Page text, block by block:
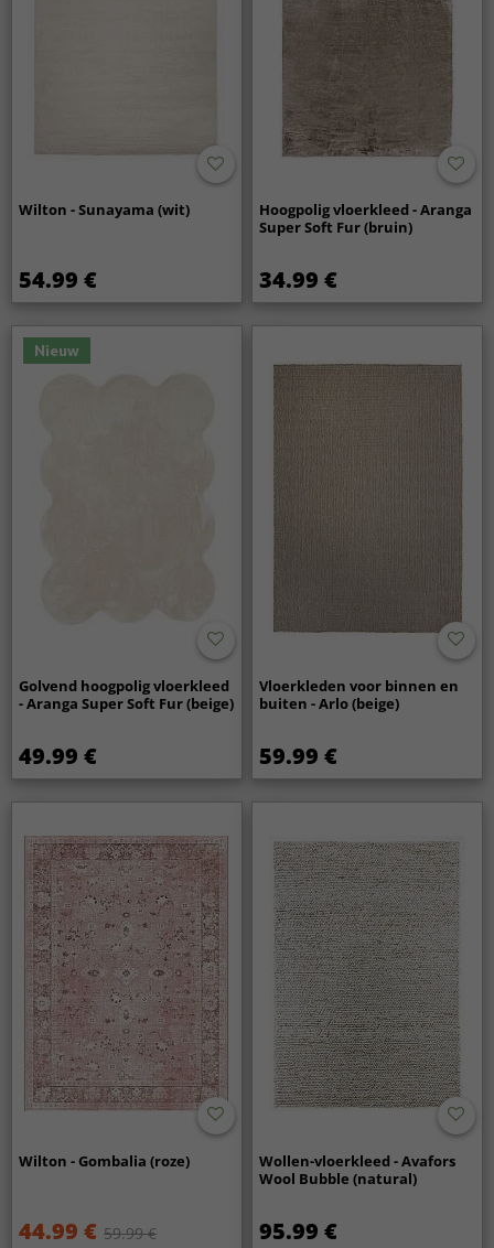
Wilton - Sunayama (wit)
54.99 €
Hoogpolig vloerkleed - Aranga
Super Soft Fur (bruin)
34.99 €
Nieuw
Golvend hoogpolig vloerkleed
- Aranga Super Soft Fur (beige)
49.99 €
Vloerkleden voor binnen en
buiten - Arlo (beige)
59.99 €
Wilton - Gombalia (roze)
44.99 € 59.99 €
Wollen-vloerkleed - Avafors
Wool Bubble (natural)
95.99 €